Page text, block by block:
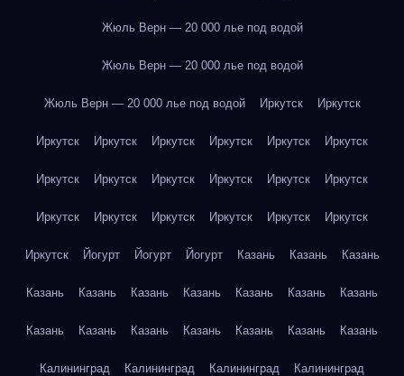
Жюль Верн — 20 000 лье под водой
Жюль Верн — 20 000 лье под водой
Жюль Верн — 20 000 лье под водой Иркутск Иркутск
Иркутск Иркутск Иркутск Иркутск Иркутск Иркутск
Иркутск Иркутск Иркутск Иркутск Иркутск Иркутск
Иркутск Иркутск Иркутск Иркутск Иркутск Иркутск
Иркутск Йогурт Йогурт Йогурт Казань Казань Казань
Казань Казань Казань Казань Казань Казань Казань
Казань Казань Казань Казань Казань Казань Казань
Калининград Калининград Калининград Калининград